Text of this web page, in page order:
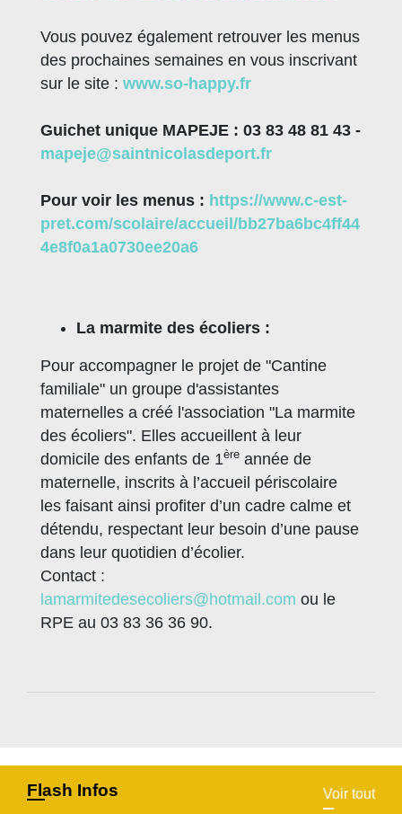
Vous pouvez également retrouver les menus
des prochaines semaines en vous inscrivant
sur le site : www.so-happy.fr
Guichet unique MAPEJE : 03 83 48 81 43 -
mapeje@saintnicolasdeport.fr
Pour voir les menus : https://www.c-est-
pret.com/scolaire/accueil/bb27ba6bc4ff44
4e8f0a1a0730ee20a6
La marmite des écoliers :
Pour accompagner le projet de "Cantine
familiale" un groupe d'assistantes
maternelles a créé l'association "La marmite
des écoliers". Elles accueillent à leur
domicile des enfants de 1ère année de
maternelle, inscrits à l’accueil périscolaire
les faisant ainsi profiter d’un cadre calme et
détendu, respectant leur besoin d’une pause
dans leur quotidien d’écolier.
Contact :
lamarmitedesecoliers@hotmail.com ou le
RPE au 03 83 36 36 90.
Flash Infos Voir tout